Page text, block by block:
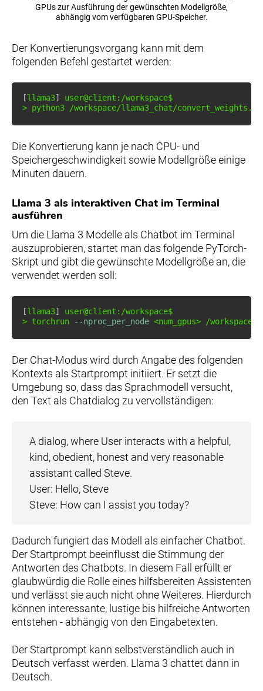
GPUs zur Ausführung der gewünschten Modellgröße,
abhängig vom verfügbaren GPU-Speicher.
Der Konvertierungsvorgang kann mit dem
folgenden Befehl gestartet werden:
[llama3]
> python3 /workspace/llama3_chat/
Die Konvertierung kann je nach CPU- und
Speichergeschwindigkeit sowie Modellgröße einige
Minuten dauern.
Llama 3 als interaktiven Chat im Terminal
ausführen
Um die Llama 3 Modelle als Chatbot im Terminal
auszuprobieren, startet man das folgende PyTorch-
Skript und gibt die gewünschte Modellgröße an, die
verwendet werden soll:
[llama3]
> torchrun --nproc_per_node <num_gpus> /workspace/
Der Chat-Modus wird durch Angabe des folgenden
Kontexts als Startprompt initiiert. Er setzt die
Umgebung so, dass das Sprachmodell versucht,
den Text als Chatdialog zu vervollständigen:
A dialog, where User interacts with a helpful,
kind, obedient, honest and very reasonable
assistant called Steve.
User: Hello, Steve
Steve: How can I assist you today?
Dadurch fungiert das Modell als einfacher Chatbot.
Der Startprompt beeinflusst die Stimmung der
Antworten des Chatbots. In diesem Fall erfüllt er
glaubwürdig die Rolle eines hilfsbereiten Assistenten
und verlässt sie auch nicht ohne Weiteres. Hierdurch
können interessante, lustige bis hilfreiche Antworten
entstehen - abhängig von den Eingabetexten.
Der Startprompt kann selbstverständlich auch in
Deutsch verfasst werden. Llama 3 chattet dann in
Deutsch.